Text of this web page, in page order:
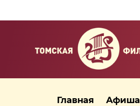
Главная Афиша